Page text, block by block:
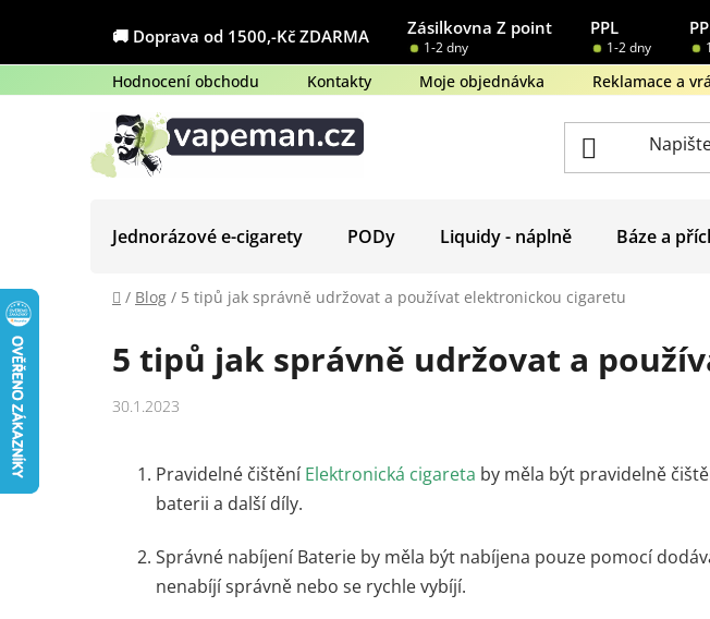
obsah
🚚 Doprava od 1500,-Kč ZDARMA Zásilkovna Z point PPL
1-2 dny 1-2 dny
Hodnocení obchodu Kontakty Moje objednávka Reklamace a
Jednorázové e-cigarety PODy Liquidy - náplně Báze a
Domů
/ Blog / 5 tipů jak správně udržovat a používat elektronickou cigaretu
5 tipů jak správně udržovat a
30.1.2023
Pravidelné čištěníElektronická cigareta by měla být pravidelně
baterii a další díly.
Správné nabíjení Baterie by měla být nabíjena pouze pomocí
nenabíjí správně nebo se rychle vybíjí.